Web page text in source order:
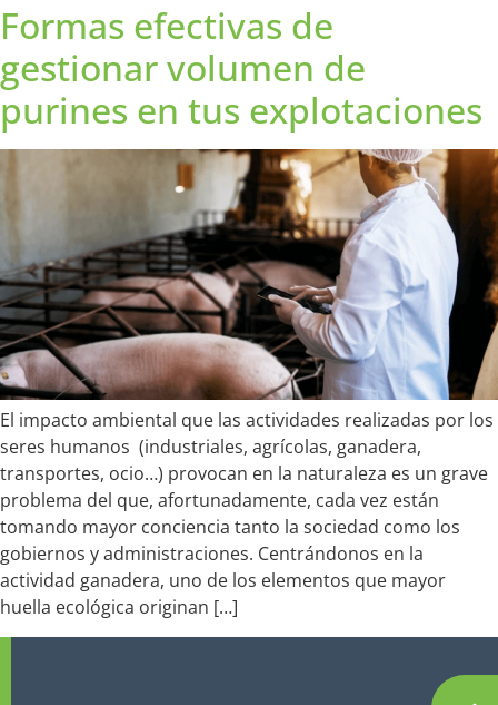
Formas efectivas de
gestionar volumen de
purines en tus explotaciones
El impacto ambiental que las actividades realizadas por los
seres humanos (industriales, agrícolas, ganadera,
transportes, ocio…) provocan en la naturaleza es un grave
problema del que, afortunadamente, cada vez están
tomando mayor conciencia tanto la sociedad como los
gobiernos y administraciones. Centrándonos en la
actividad ganadera, uno de los elementos que mayor
huella ecológica originan […]